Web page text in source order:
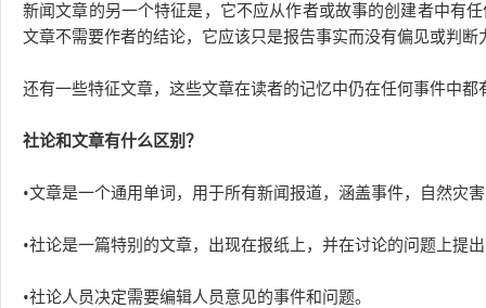
新闻文章的另一个特征是，它不应从作者或故事的创建者中有
文章不需要作者的结论，它应该只是报告事实而没有偏见或判断
还有一些特征文章，这些文章在读者的记忆中仍在任何事件中都
社论和文章有什么区别？
•文章是一个通用单词，用于所有新闻报道，涵盖事件，自然灾
•社论是一篇特别的文章，出现在报纸上，并在讨论的问题上提
•社论人员决定需要编辑人员意见的事件和问题。